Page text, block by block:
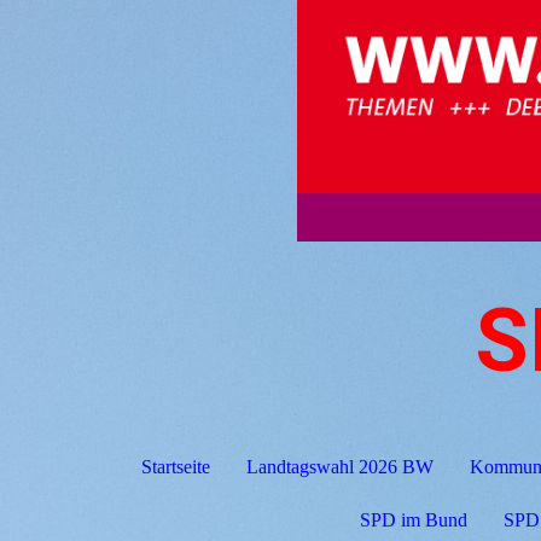
Startseite Landtagswahl 2026 BW
SPD im Bund